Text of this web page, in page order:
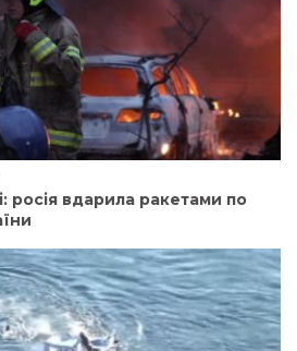
росія вдарила ракетами по